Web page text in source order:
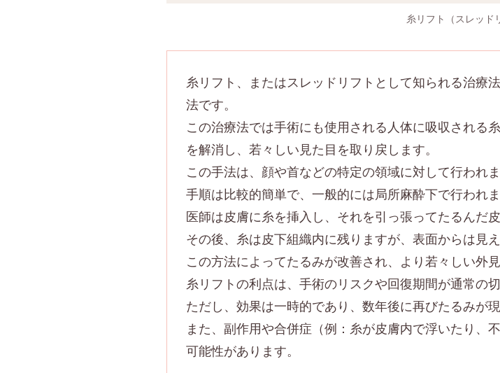
糸リフト（スレッド
糸リフト、またはスレッドリフトとして知られる治療
法です。
この治療法では手術にも使用される人体に吸収される
を解消し、若々しい見た目を取り戻します。
この手法は、顔や首などの特定の領域に対して行われま
手順は比較的簡単で、一般的には局所麻酔下で行われま
医師は皮膚に糸を挿入し、それを引っ張ってたるんだ
その後、糸は皮下組織内に残りますが、表面からは見
この方法によってたるみが改善され、より若々しい外
糸リフトの利点は、手術のリスクや回復期間が通常の
ただし、効果は一時的であり、数年後に再びたるみが
また、副作用や合併症（例：糸が皮膚内で浮いたり、
可能性があります。